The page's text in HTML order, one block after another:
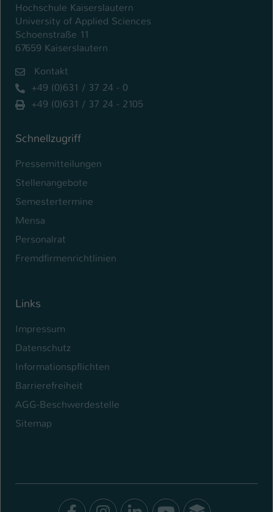
Hochschule Kaiserslautern
University of Applied Sciences
Schoenstraße 11
67659 Kaiserslautern
Kontakt
+49 (0)631 / 37 24 - 0
+49 (0)631 / 37 24 - 2105
Schnellzugriff
Pressemitteilungen
Stellenangebote
Semestertermine
Mensa
Personalrat
Fremdfirmenrichtlinien
Links
Impressum
Datenschutz
Informationspflichten
Barrierefreiheit
AGG-Beschwerdestelle
Sitemap